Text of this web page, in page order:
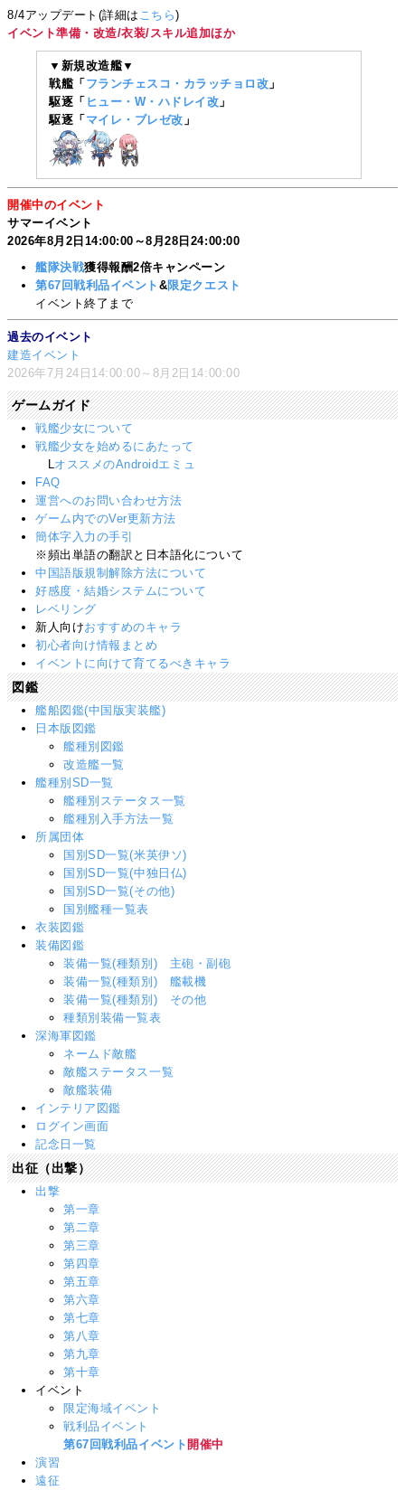
8/4アップデート(詳細は こちら)
イベント準備・改造/衣装/スキル追加ほか
▼新規改造艦▼
戦艦「 フランチェスコ・カラッチョロ改 」
駆逐「 ヒュー・W・ハドレイ改 」
駆逐「 マイレ・ブレゼ改 」
開催中のイベント
サマーイベント
2026年8月2日14:00:00～8月28日24:00:00
艦隊決戦獲得報酬2倍キャンペーン
第67回戦利品イベント &限定クエスト
イベント終了まで
過去のイベント
建造イベント
2026年7月24日14:00:00～8月2日14:00:00
ゲームガイド
戦艦少女について
戦艦少女を始めるにあたって
LオススメのAndroidエミュ
FAQ
運営へのお問い合わせ方法
ゲーム内でのVer更新方法
簡体字入力の手引
※頻出単語の翻訳と日本語化について
中国語版規制解除方法について
好感度・結婚システムについて
レベリング
新人向けおすすめのキャラ
初心者向け情報まとめ
イベントに向けて育てるべきキャラ
図鑑
艦船図鑑(中国版実装艦)
日本版図鑑
艦種別図鑑
改造艦一覧
艦種別SD一覧
艦種別ステータス一覧
艦種別入手方法一覧
所属団体
国別SD一覧(米英伊ソ)
国別SD一覧(中独日仏)
国別SD一覧(その他)
国別艦種一覧表
衣装図鑑
装備図鑑
装備一覧(種類別) 主砲・副砲
装備一覧(種類別) 艦載機
装備一覧(種類別) その他
種類別装備一覧表
深海軍図鑑
ネームド敵艦
敵艦ステータス一覧
敵艦装備
インテリア図鑑
ログイン画面
記念日一覧
出征（出撃）
出撃
第一章
第二章
第三章
第四章
第五章
第六章
第七章
第八章
第九章
第十章
イベント
限定海域イベント
戦利品イベント
第67回戦利品イベント 開催中
演習
遠征